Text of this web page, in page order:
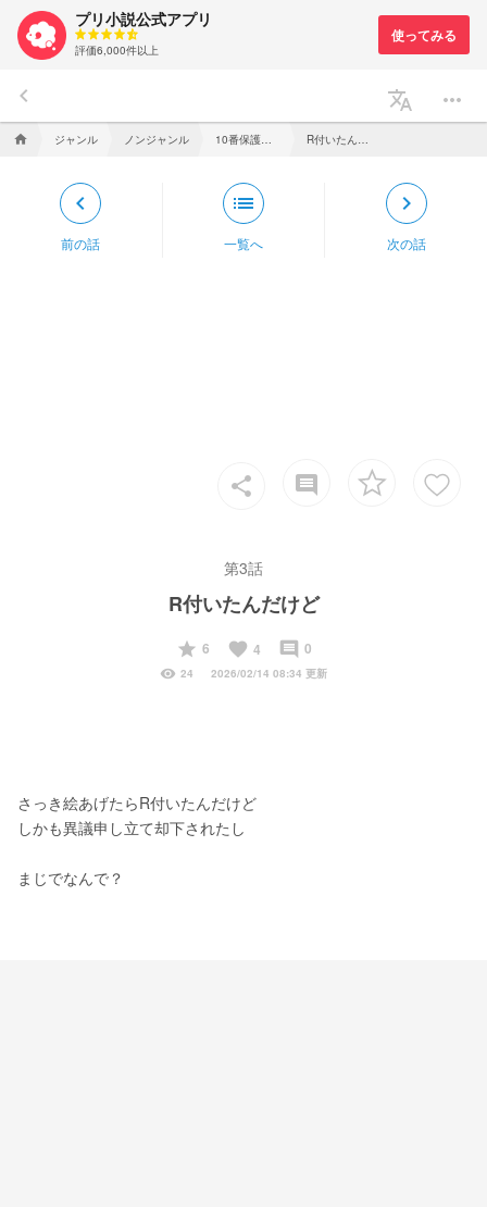
プリ小説公式アプリ
評価6,000件以上
keyboard_arrow_left translate more_horiz
home ジャンル ノンジャンル
keyboard_arrow_left
前の話
list
一覧へ
keyboard_arrow_right
次の話
share insert_comment
第3話
R付いたんだけど
start
6 favorite 4 insert_comment 0
visibility 24 2026/02/14 08:34 更新
さっき絵あげたらR付いたんだけど
しかも異議申し立て却下されたし
まじでなんで？